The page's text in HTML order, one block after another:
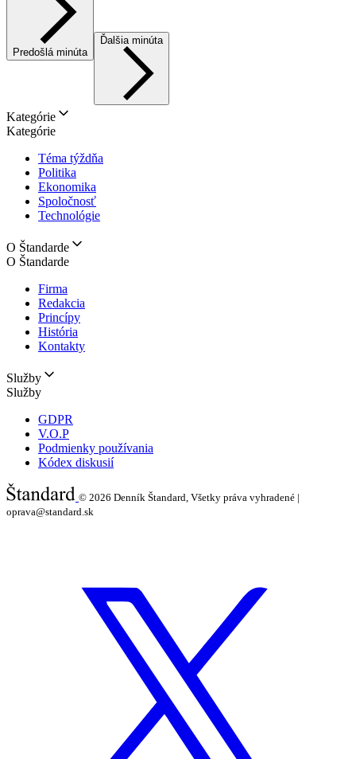
Predošlá minúta
Ďalšia minúta
Kategórie
Kategórie
Téma týždňa
Politika
Ekonomika
Spoločnosť
Technológie
O Štandarde
O Štandarde
Firma
Redakcia
Princípy
História
Kontakty
Služby
Služby
GDPR
V.O.P
Podmienky používania
Kódex diskusií
© 2026 Denník Štandard, Všetky práva vyhradené |
oprava@standard.sk